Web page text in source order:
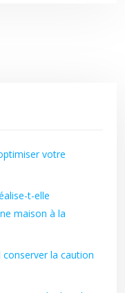
votre
t-elle
maison à la
la caution